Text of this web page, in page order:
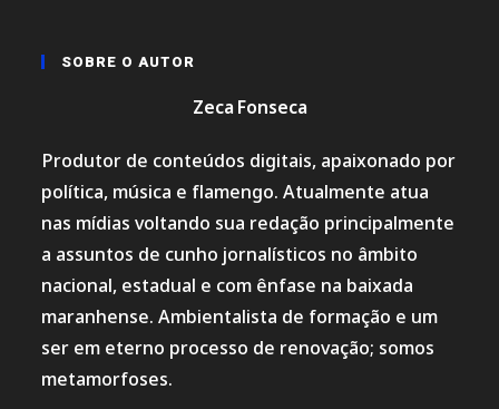
SOBRE O AUTOR
Zeca Fonseca
Produtor de conteúdos digitais, apaixonado por
política, música e flamengo. Atualmente atua
nas mídias voltando sua redação principalmente
a assuntos de cunho jornalísticos no âmbito
nacional, estadual e com ênfase na baixada
maranhense. Ambientalista de formação e um
ser em eterno processo de renovação; somos
metamorfoses.